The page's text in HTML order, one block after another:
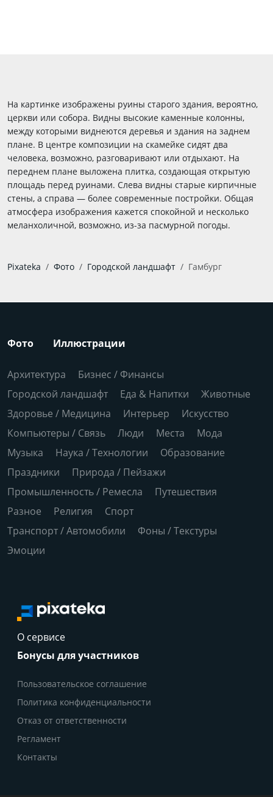
На картинке изображены руины старого здания, вероятно,
церкви или собора. Видны высокие каменные колонны,
между которыми виднеются деревья и здания на заднем
плане. В центре композиции на скамейке сидят два
человека, возможно, разговаривают или отдыхают. На
переднем плане выложена плитка, создающая открытую
площадь перед руинами. Слева видны старые кирпичные
стены, а справа — более современные постройки. Общая
атмосфера изображения кажется спокойной и несколько
меланхоличной, возможно, из-за пасмурной погоды.
Pixateka Фото Городской ландшафт Гамбург
Фото Иллюстрации
Архитектура
Бизнес / Финансы
Городской ландшафт
Еда & Напитки
Животные
Здоровье / Медицина
Интерьер
Искусство
Компьютеры / Связь
Люди Места
Мода
Музыка
Наука / Технологии
Образование
Праздники
Природа / Пейзажи
Промышленность / Ремесла
Путешествия
Разное
Религия
Спорт
Транспорт / Автомобили
Фоны / Текстуры
Эмоции
О сервисе
Бонусы для участников
Пользовательское соглашение
Политика конфиденциальности
Отказ от ответственности
Регламент
Контакты